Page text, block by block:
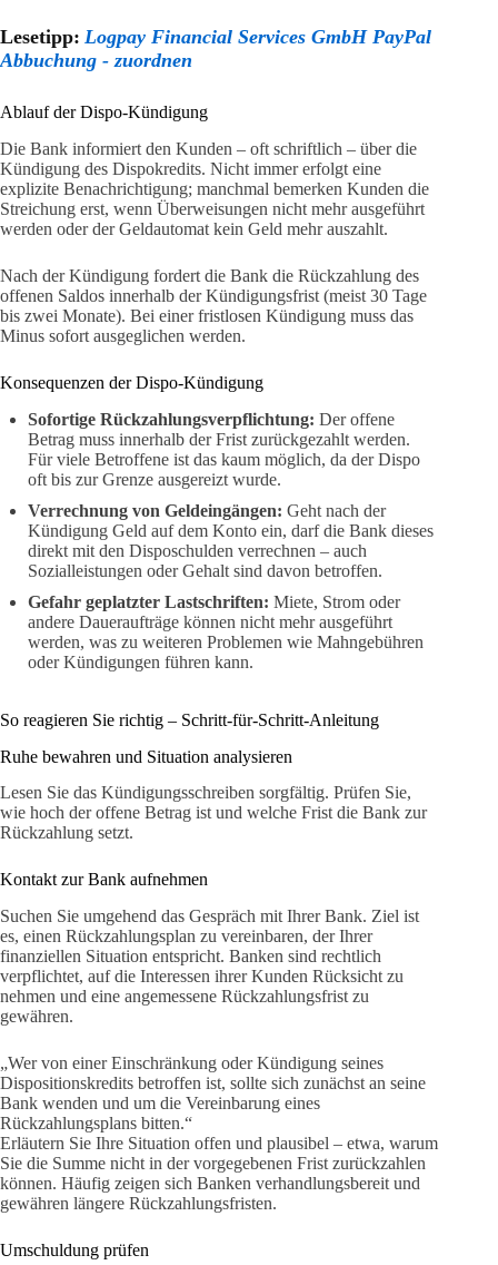
Lesetipp: Logpay Financial Services GmbH PayPal
Abbuchung - zuordnen
Ablauf der Dispo-Kündigung
Die Bank informiert den Kunden – oft schriftlich – über die
Kündigung des Dispokredits. Nicht immer erfolgt eine
explizite Benachrichtigung; manchmal bemerken Kunden die
Streichung erst, wenn Überweisungen nicht mehr ausgeführt
werden oder der Geldautomat kein Geld mehr auszahlt.
Nach der Kündigung fordert die Bank die Rückzahlung des
offenen Saldos innerhalb der Kündigungsfrist (meist 30 Tage
bis zwei Monate). Bei einer fristlosen Kündigung muss das
Minus sofort ausgeglichen werden.
Konsequenzen der Dispo-Kündigung
Sofortige Rückzahlungsverpflichtung: Der offene
Betrag muss innerhalb der Frist zurückgezahlt werden.
Für viele Betroffene ist das kaum möglich, da der Dispo
oft bis zur Grenze ausgereizt wurde.
Verrechnung von Geldeingängen: Geht nach der
Kündigung Geld auf dem Konto ein, darf die Bank dieses
direkt mit den Disposchulden verrechnen – auch
Sozialleistungen oder Gehalt sind davon betroffen.
Gefahr geplatzter Lastschriften: Miete, Strom oder
andere Daueraufträge können nicht mehr ausgeführt
werden, was zu weiteren Problemen wie Mahngebühren
oder Kündigungen führen kann.
So reagieren Sie richtig – Schritt-für-Schritt-Anleitung
Ruhe bewahren und Situation analysieren
Lesen Sie das Kündigungsschreiben sorgfältig. Prüfen Sie,
wie hoch der offene Betrag ist und welche Frist die Bank zur
Rückzahlung setzt.
Kontakt zur Bank aufnehmen
Suchen Sie umgehend das Gespräch mit Ihrer Bank. Ziel ist
es, einen Rückzahlungsplan zu vereinbaren, der Ihrer
finanziellen Situation entspricht. Banken sind rechtlich
verpflichtet, auf die Interessen ihrer Kunden Rücksicht zu
nehmen und eine angemessene Rückzahlungsfrist zu
gewähren.
„Wer von einer Einschränkung oder Kündigung seines
Dispositionskredits betroffen ist, sollte sich zunächst an seine
Bank wenden und um die Vereinbarung eines
Rückzahlungsplans bitten.“
Erläutern Sie Ihre Situation offen und plausibel – etwa, warum
Sie die Summe nicht in der vorgegebenen Frist zurückzahlen
können. Häufig zeigen sich Banken verhandlungsbereit und
gewähren längere Rückzahlungsfristen.
Umschuldung prüfen